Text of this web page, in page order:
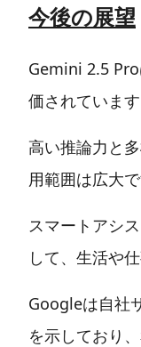
今後の展望
Gemini 2.5
価されています
高い推論力と
用範囲は広大で
スマートアシ
して、生活や
Googleは自社
を示しており